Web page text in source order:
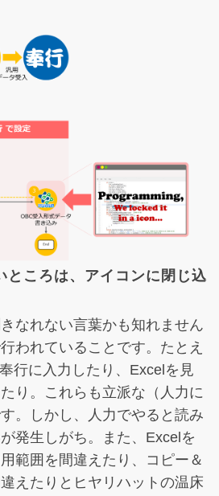
ところは、アイコンに閉じ込
なれない言葉かも知れません
われていることです。たとえ
行に入力したり、Excelを見
り。これらも立派な（人力に
。しかし、人力でやると読み
発生しがち。また、Excelを
範囲を間違えたり、コピー＆
えたりとヒヤリハットの温床